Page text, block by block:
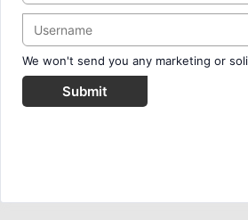
We won't send you any marketing or
Submit